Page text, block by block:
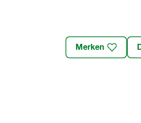
Merken